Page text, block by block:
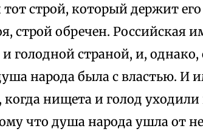
строй, который держит
строй обречен. Российская
голодной страной, и, однако,
народа была с властью. И
когда нищета и голод
что душа народа ушла от